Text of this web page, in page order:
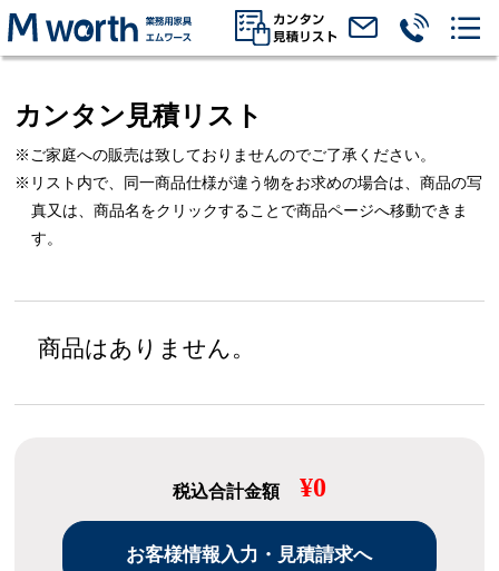
カンタン見積リスト
※ご家庭への販売は致しておりませんのでご了承ください。
※リスト内で、同一商品仕様が違う物をお求めの場合は、商品の写
真又は、商品名をクリックすることで商品ページへ移動できま
す。
商品はありません。
税込合計金額 ¥0